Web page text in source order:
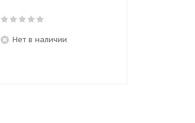
Нет в наличии